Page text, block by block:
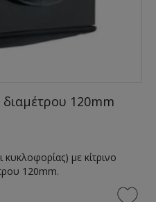
120mm
με κίτρινο
120mm.